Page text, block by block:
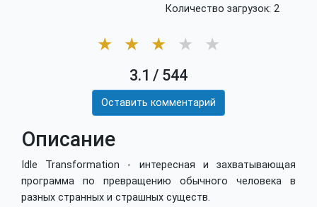
Количество загрузок: 2
★ ★ ★ ★ ★
3.1 / 544
Оставить комментарий
Описание
Idle Transformation - интересная и захватывающая
программа по превращению обычного человека в
разных странных и страшных существ.